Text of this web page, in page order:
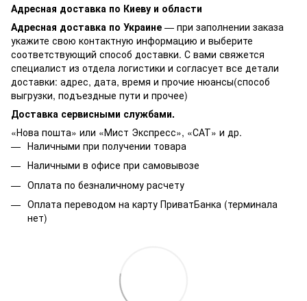
Адресная доставка по Киеву и области
Адресная доставка по Украине — при заполнении заказа
укажите свою контактную информацию и выберите
соответствующий способ доставки. С вами свяжется
специалист из отдела логистики и согласует все детали
доставки: адрес, дата, время и прочие нюансы(способ
выгрузки, подъездные пути и прочее)
Доставка сервисными службами.
«Нова пошта» или «Мист Экспресс», «САТ» и др.
Наличными при получении товара
Наличными в офисе при самовывозе
Оплата по безналичному расчету
Оплата переводом на карту ПриватБанка (терминала
нет)